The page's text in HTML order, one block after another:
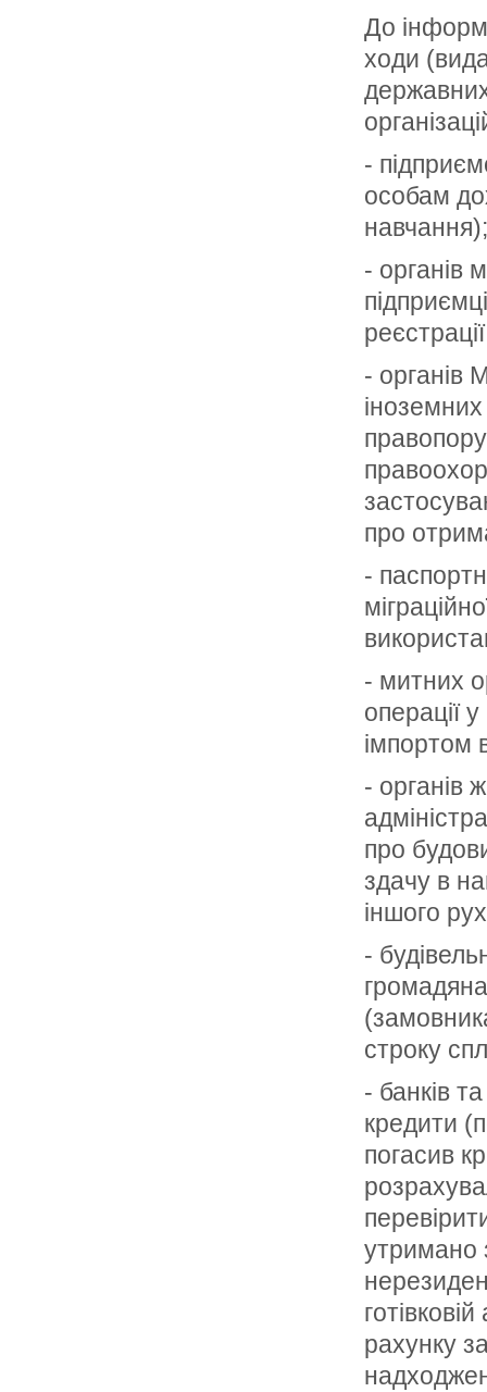
До
ходи
-
особам
навчання);
- органів
- органів
про
-
- митних
операції
імпортом
- органів
про
здачу в
іншого
-
строку
- банків
кредити
погасив
утримано
рахунку